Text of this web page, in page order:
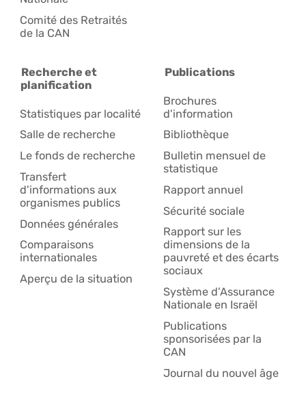
Comité des Retraités
de la CAN
Recherche et
planification
Statistiques par localité
Salle de recherche
Le fonds de recherche
Transfert
d'informations aux
organismes publics
Données générales
Comparaisons
internationales
Aperçu de la situation
Publications
Brochures
d'information
Bibliothèque
Bulletin mensuel de
statistique
Rapport annuel
Sécurité sociale
Rapport sur les
dimensions de la
pauvreté et des écarts
sociaux
Système d'Assurance
Nationale en Israël
Publications
sponsorisées par la
CAN
Journal du nouvel âge